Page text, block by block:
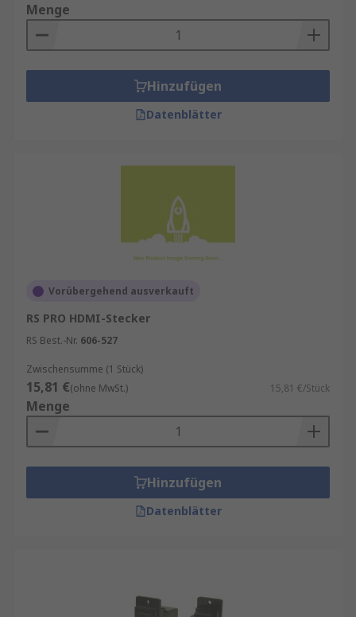
Menge
Hinzufügen
Datenblätter
Vorübergehend ausverkauft
RS PRO HDMI-Stecker
RS Best.-Nr. 606-527
Zwischensumme (1 Stück)
15,81 €(ohne MwSt.) 15,81 €/Stück
Menge
Hinzufügen
Datenblätter